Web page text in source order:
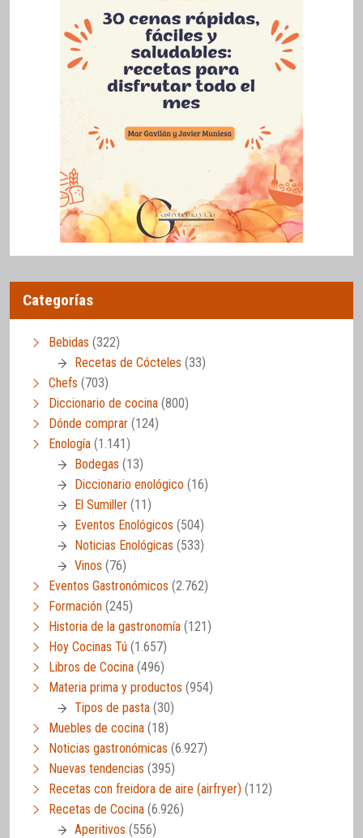
Categorías
Bebidas (322)
Recetas de Cócteles (33)
Chefs (703)
Diccionario de cocina (800)
Dónde comprar (124)
Enología (1.141)
Bodegas (13)
Diccionario enológico (16)
El Sumiller (11)
Eventos Enológicos (504)
Noticias Enológicas (533)
Vinos (76)
Eventos Gastronómicos (2.762)
Formación (245)
Historia de la gastronomía (121)
Hoy Cocinas Tú (1.657)
Libros de Cocina (496)
Materia prima y productos (954)
Tipos de pasta (30)
Muebles de cocina (18)
Noticias gastronómicas (6.927)
Nuevas tendencias (395)
Recetas con freidora de aire (airfryer) (112)
Recetas de Cocina (6.926)
Aperitivos (556)